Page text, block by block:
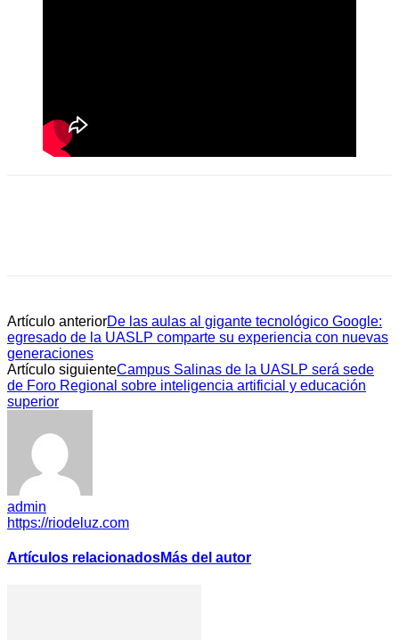
Artículo anteriorDe las aulas al gigante tecnológico Google:
egresado de la UASLP comparte su experiencia con nuevas
generaciones
Artículo siguienteCampus Salinas de la UASLP será sede
de Foro Regional sobre inteligencia artificial y educación
superior
admin
https://riodeluz.com
Artículos relacionadosMás del autor